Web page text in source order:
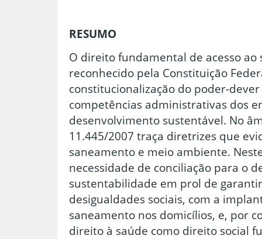
RESUMO
O direito fundamental de acesso ao
reconhecido pela Constituição
constitucionalização do poder-
competências administrativas dos
desenvolvimento sustentável. No
11.445/2007 traça diretrizes que
saneamento e meio ambiente.
necessidade de conciliação para o
sustentabilidade em prol de
desigualdades sociais, com a
saneamento nos domicílios, e, por
direito à saúde como direito social